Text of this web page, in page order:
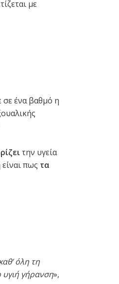
με
σε ένα βαθμό η
την υγεία
πως τα
όλη τη
υγιή γήρανση»,